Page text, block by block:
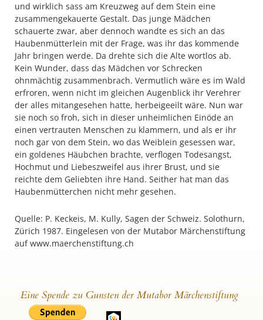
und wirklich sass am Kreuzweg auf dem Stein eine
zusammengekauerte Gestalt. Das junge Mädchen
schauerte zwar, aber dennoch wandte es sich an das
Haubenmütterlein mit der Frage, was ihr das kommende
Jahr bringen werde. Da drehte sich die Alte wortlos ab.
Kein Wunder, dass das Mädchen vor Schrecken
ohnmächtig zusammenbrach. Vermutlich wäre es im Wald
erfroren, wenn nicht im gleichen Augenblick ihr Verehrer
der alles mitangesehen hatte, herbeigeeilt wäre. Nun war
sie noch so froh, sich in dieser unheimlichen Einöde an
einen vertrauten Menschen zu klammern, und als er ihr
noch gar von dem Stein, wo das Weiblein gesessen war,
ein goldenes Häubchen brachte, verflogen Todesangst,
Hochmut und Liebeszweifel aus ihrer Brust, und sie
reichte dem Geliebten ihre Hand. Seither hat man das
Haubenmütterchen nicht mehr gesehen.
Quelle: P. Keckeis, M. Kully, Sagen der Schweiz. Solothurn,
Zürich 1987. Eingelesen von der Mutabor Märchenstiftung
auf www.maerchenstiftung.ch
Eine Spende zu Gunsten der Mutabor Märchenstiftung